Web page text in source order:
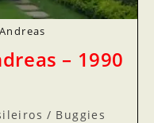
– 1990
/ Buggies